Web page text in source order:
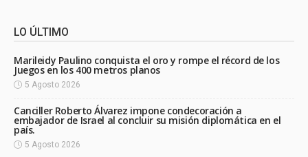
LO ÚLTIMO
Marileidy Paulino conquista el oro y rompe el récord de los
Juegos en los 400 metros planos
5 Agosto 2026
Canciller Roberto Álvarez impone condecoración a
embajador de Israel al concluir su misión diplomática en el
país.
5 Agosto 2026